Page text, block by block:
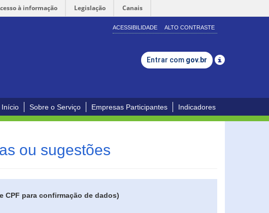
à informação Legislação Canais
ACESSIBILIDADE ALTO CONTRASTE
Entrar com gov.br
Início Sobre o Serviço Empresas Participantes Indicadores
ou sugestões
CPF para confirmação de dados)